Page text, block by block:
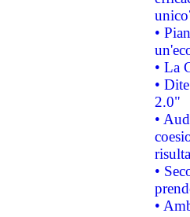
•
• La
•
2.0"
•
•
•